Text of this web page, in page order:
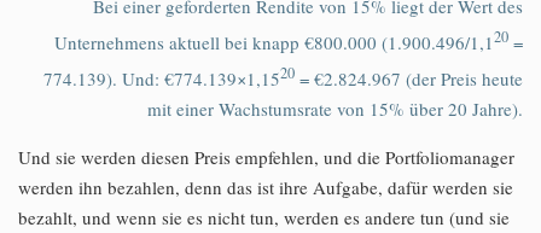
Bei einer geforderten Rendite von 15% liegt der Wert des
Unternehmens aktuell bei knapp €800.000 (1.900.496/1,120 =
774.139). Und: €774.139×1,1520 = €2.824.967 (der Preis heute
mit einer Wachstumsrate von 15% über 20 Jahre).
Und sie werden diesen Preis empfehlen, und die Portfoliomanager
werden ihn bezahlen, denn das ist ihre Aufgabe, dafür werden sie
bezahlt, und wenn sie es nicht tun, werden es andere tun (und sie